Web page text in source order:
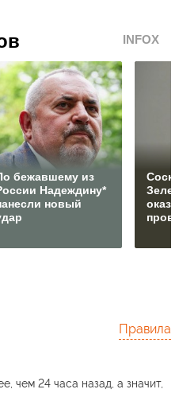
INFOX
бежавшему из
Надеждину*
новый
Правила
чем 24 часа назад, а значит,